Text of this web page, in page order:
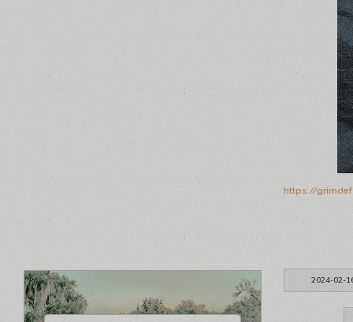
https://
2024-02-